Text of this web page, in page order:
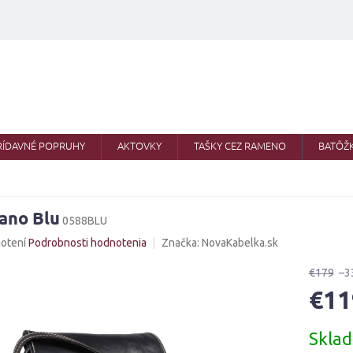
POPRUHY AKTOVKY TAŠKY CEZ RAMENO
Blu 0588BLU
Podrobnosti hodnotenia Značka: NovaKabelka.sk
€179
cena: